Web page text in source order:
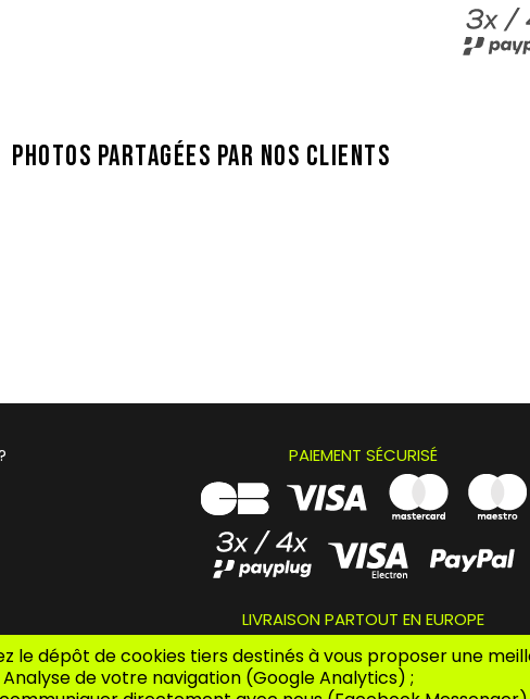
PHOTOS PARTAGÉES PAR NOS CLIENTS
PAIEMENT SÉCURISÉ
LIVRAISON PARTOUT EN EUROPE
le dépôt de cookies tiers destinés à vous proposer une
de votre navigation (Google Analytics) ;